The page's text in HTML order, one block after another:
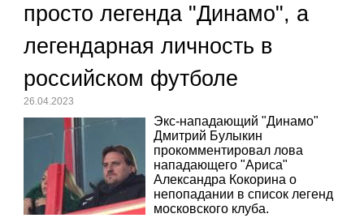
просто легенда "Динамо", а
легендарная личность в
российском футболе
26.04.2023
Экс-нападающий "Динамо"
Дмитрий Булыкин
прокомментировал лова
нападающего "Ариса"
Александра Кокорина о
непопадании в список легенд
московского клуба.